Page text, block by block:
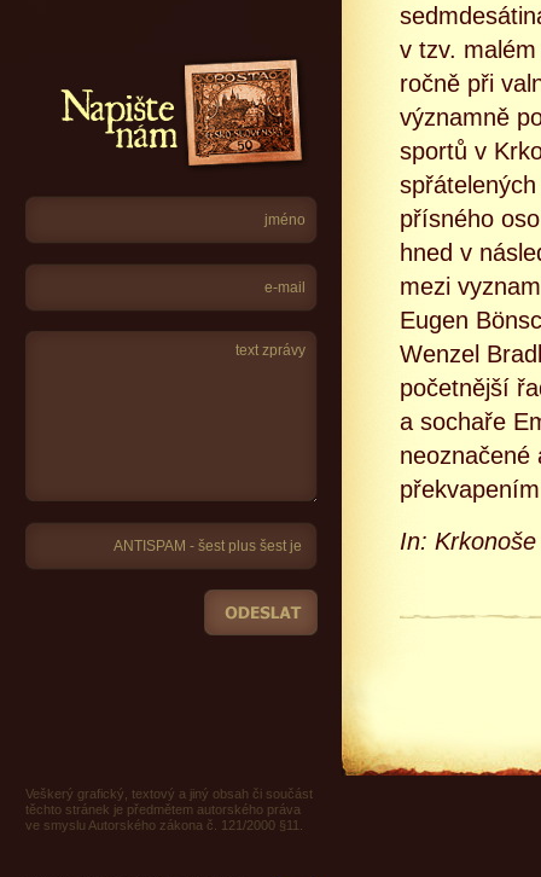
Veškerý grafický, textový a jiný obsah či součást
těchto stránek je předmětem autorského práva
ve smyslu Autorského zákona č. 121/2000 §11.
v tzv.
ročně při
významně
sportů v
přísného
hned v
mezi
Eugen
Wenzel
početnější
a sochaře
In: